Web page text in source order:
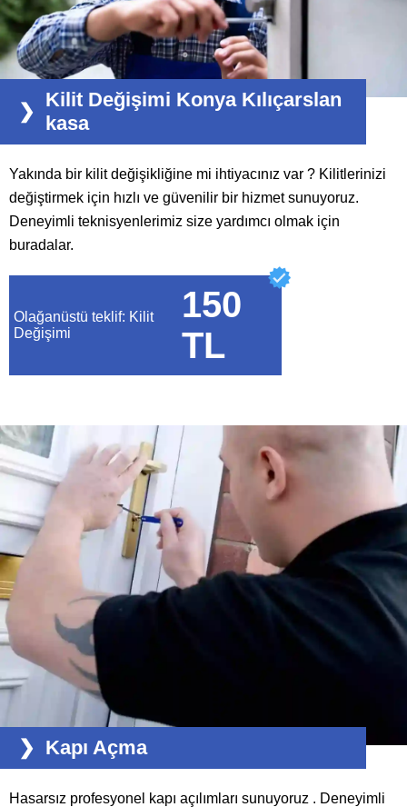
Kilit Değişimi Konya Kılıçarslan
kasa
Yakında bir kilit değişikliğine mi ihtiyacınız var ? Kilitlerinizi
değiştirmek için hızlı ve güvenilir bir hizmet sunuyoruz.
Deneyimli teknisyenlerimiz size yardımcı olmak için
buradalar.
Olağanüstü teklif: Kilit
Değişimi
150
TL
Kapı Açma
Hasarsız profesyonel kapı açılımları sunuyoruz . Deneyimli